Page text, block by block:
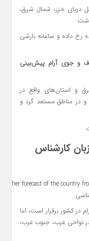
دریای خزر، شمال شرق،
رخ داده و سامانه بارشی
و جوی آرام پیش‌بینی
و استان‌های واقع در
و در مناطق مستعد گرد و
کارشناس
در کشور برقرار است، اما
در نواحی غرب، جنوب غرب،